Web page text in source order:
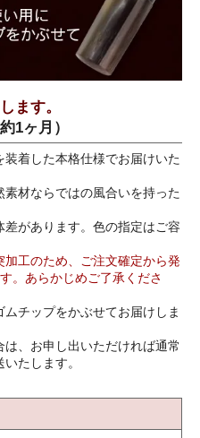
ます。
1ヶ月）
着した本格仕様でお届けいた
材ならではの風合いを持った
差があります。色の指定はご容
工のため、ご注文確定から発
。あらかじめご了承くださ
チップをかぶせてお届けしま
、お申し出いただければ通常
たします。